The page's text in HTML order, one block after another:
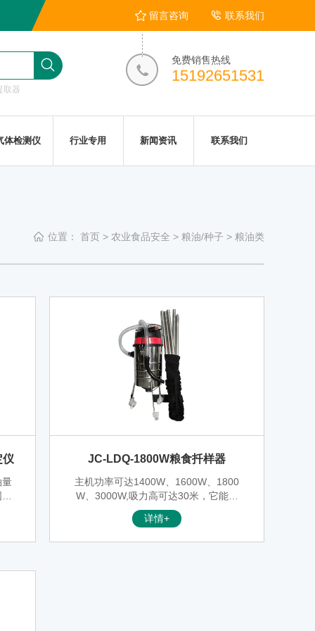
留言咨询 联系我们
取器
免费销售热线
15192651531
体检测仪 行业专用 新闻资讯 联系我们
位置： 首页 > 农业食品安全 > 粮油/种子 > 粮油类
仪
量
JC-LDQ-1800W粮食扦样器
主机功率可达1400W、1600W、1800
W、3000W,吸力高可达30米，它能更
好的发挥取样作用，具有吸力强、取样
快，减少工人劳动力，使用可靠，操作
详情+